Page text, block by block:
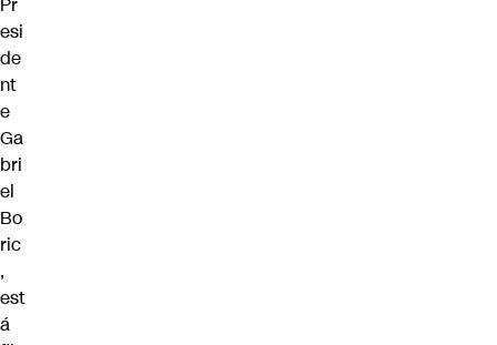
esi
de
nt
e
Ga
bri
el
Bo
ric
,
est
á